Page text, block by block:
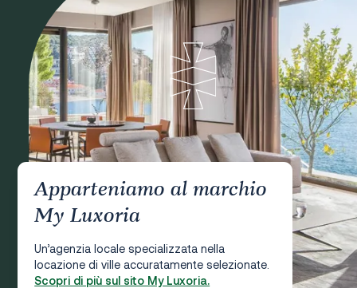
Apparteniamo al marchio
My Luxoria
Un’agenzia locale specializzata nella
locazione di ville accuratamente selezionate.
Scopri di più sul sito My Luxoria.